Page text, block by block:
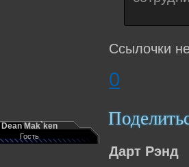
Ссылочки
0
Dean Mak`ken
Гость
Дарт Рэнд